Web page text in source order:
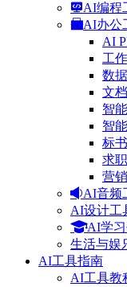
AI编程
AI办公
AI
工
数
文
智
智
标
求
营
AI音频
AI设计工
AI学
生活与娱
AI工具指南
AI工具教